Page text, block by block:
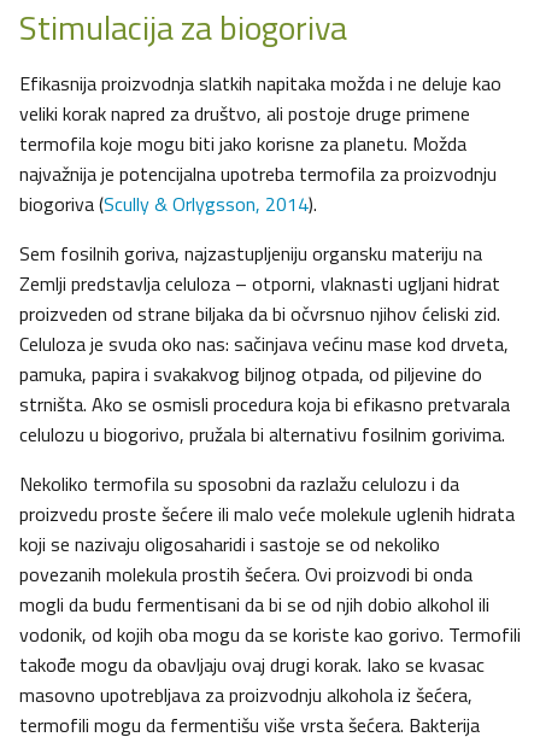
Stimulacija za biogoriva
Efikasnija proizvodnja slatkih napitaka možda i ne deluje kao
veliki korak napred za društvo, ali postoje druge primene
termofila koje mogu biti jako korisne za planetu. Možda
najvažnija je potencijalna upotreba termofila za proizvodnju
biogoriva (Scully & Orlygsson, 2014).
Sem fosilnih goriva, najzastupljeniju organsku materiju na
Zemlji predstavlja celuloza – otporni, vlaknasti ugljani hidrat
proizveden od strane biljaka da bi očvrsnuo njihov ćeliski zid.
Celuloza je svuda oko nas: sačinjava većinu mase kod drveta,
pamuka, papira i svakakvog biljnog otpada, od piljevine do
strništa. Ako se osmisli procedura koja bi efikasno pretvarala
celulozu u biogorivo, pružala bi alternativu fosilnim gorivima.
Nekoliko termofila su sposobni da razlažu celulozu i da
proizvedu proste šećere ili malo veće molekule uglenih hidrata
koji se nazivaju oligosaharidi i sastoje se od nekoliko
povezanih molekula prostih šećera. Ovi proizvodi bi onda
mogli da budu fermentisani da bi se od njih dobio alkohol ili
vodonik, od kojih oba mogu da se koriste kao gorivo. Termofili
takođe mogu da obavljaju ovaj drugi korak. Iako se kvasac
masovno upotrebljava za proizvodnju alkohola iz šećera,
termofili mogu da fermentišu više vrsta šećera. Bakterija